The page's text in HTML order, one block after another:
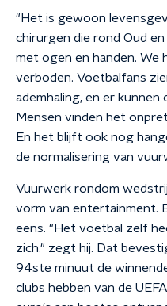
"Het is gewoon
chirurgen die rond Oud
met ogen en handen.
verboden. Voetbalfans
ademhaling, en er kunnen
Mensen vinden het
En het blijft ook nog
de normalisering van
Vuurwerk rondom
vorm van entertainment.
eens. "Het voetbal zelf
zich." zegt hij. Dat
94ste minuut de
clubs hebben van de